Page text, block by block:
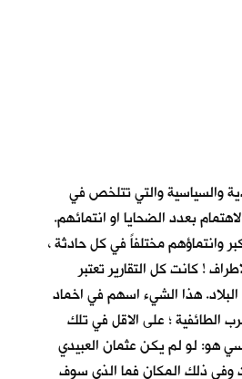
والسياسية والتي تتلخص في
بعدد الضحايا او انتمائهم.
وانتماؤهم مختلفاً في كل حادثة ،
! كانت كل التقارير تعتبر
هذا الشيء اسهم في اخماد
الطائفية ؛ على الاقل في تلك
هو: لو لم يكن عثمان العبيدي
وفي ذلك المكان فما الذي سوف